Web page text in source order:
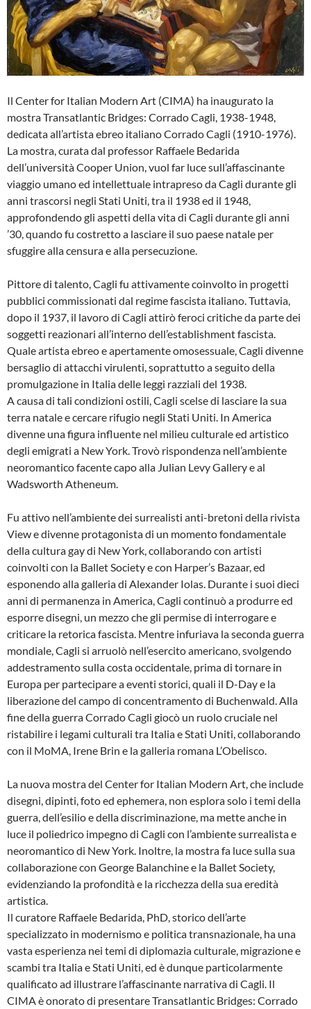
Il Center for Italian Modern Art (CIMA) ha inaugurato la
mostra Transatlantic Bridges: Corrado Cagli, 1938-1948,
dedicata all’artista ebreo italiano Corrado Cagli (1910-1976).
La mostra, curata dal professor Raffaele Bedarida
dell’università Cooper Union, vuol far luce sull’affascinante
viaggio umano ed intellettuale intrapreso da Cagli durante gli
anni trascorsi negli Stati Uniti, tra il 1938 ed il 1948,
approfondendo gli aspetti della vita di Cagli durante gli anni
’30, quando fu costretto a lasciare il suo paese natale per
sfuggire alla censura e alla persecuzione.
Pittore di talento, Cagli fu attivamente coinvolto in progetti
pubblici commissionati dal regime fascista italiano. Tuttavia,
dopo il 1937, il lavoro di Cagli attirò feroci critiche da parte dei
soggetti reazionari all’interno dell’establishment fascista.
Quale artista ebreo e apertamente omosessuale, Cagli divenne
bersaglio di attacchi virulenti, soprattutto a seguito della
promulgazione in Italia delle leggi razziali del 1938.
A causa di tali condizioni ostili, Cagli scelse di lasciare la sua
terra natale e cercare rifugio negli Stati Uniti. In America
divenne una figura influente nel milieu culturale ed artistico
degli emigrati a New York. Trovò rispondenza nell’ambiente
neoromantico facente capo alla Julian Levy Gallery e al
Wadsworth Atheneum.
Fu attivo nell’ambiente dei surrealisti anti-bretoni della rivista
View e divenne protagonista di un momento fondamentale
della cultura gay di New York, collaborando con artisti
coinvolti con la Ballet Society e con Harper’s Bazaar, ed
esponendo alla galleria di Alexander Iolas. Durante i suoi dieci
anni di permanenza in America, Cagli continuò a produrre ed
esporre disegni, un mezzo che gli permise di interrogare e
criticare la retorica fascista. Mentre infuriava la seconda guerra
mondiale, Cagli si arruolò nell’esercito americano, svolgendo
addestramento sulla costa occidentale, prima di tornare in
Europa per partecipare a eventi storici, quali il D-Day e la
liberazione del campo di concentramento di Buchenwald. Alla
fine della guerra Corrado Cagli giocò un ruolo cruciale nel
ristabilire i legami culturali tra Italia e Stati Uniti, collaborando
con il MoMA, Irene Brin e la galleria romana L’Obelisco.
La nuova mostra del Center for Italian Modern Art, che include
disegni, dipinti, foto ed ephemera, non esplora solo i temi della
guerra, dell’esilio e della discriminazione, ma mette anche in
luce il poliedrico impegno di Cagli con l’ambiente surrealista e
neoromantico di New York. Inoltre, la mostra fa luce sulla sua
collaborazione con George Balanchine e la Ballet Society,
evidenziando la profondità e la ricchezza della sua eredità
artistica.
Il curatore Raffaele Bedarida, PhD, storico dell’arte
specializzato in modernismo e politica transnazionale, ha una
vasta esperienza nei temi di diplomazia culturale, migrazione e
scambi tra Italia e Stati Uniti, ed è dunque particolarmente
qualificato ad illustrare l’affascinante narrativa di Cagli. Il
CIMA è onorato di presentare Transatlantic Bridges: Corrado